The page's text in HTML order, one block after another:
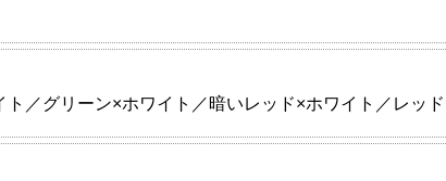
ト／グリーン×ホワイト／暗いレッド×ホワイト／レッド